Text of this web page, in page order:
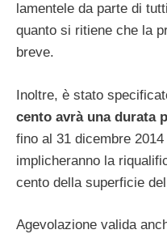
lamentele da parte di
quanto si ritiene che la
breve.
Inoltre, è stato
cento avrà una durata
fino al 31 dicembre
implicheranno la
cento della superficie
Agevolazione valida